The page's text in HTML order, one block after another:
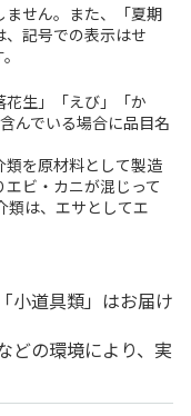
せん。また、「夏期
記号での表示はせ
生」「えび」「か
んでいる場合に品目名
を原材料として製造
ビ・カニが混じって
類は、エサとしてエ
小道具類」はお届け
どの環境により、実